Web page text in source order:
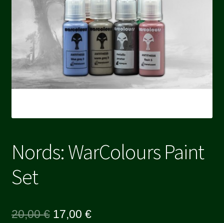
Nords: WarColours Paint
Set
20,00€ Le
17,00 €Le